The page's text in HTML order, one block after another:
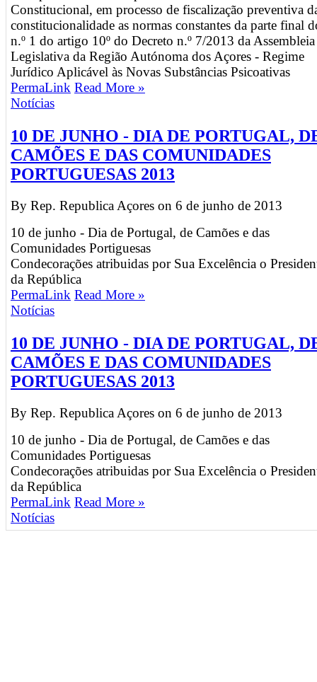
Constitucional, em processo de fiscalização preventiva
constitucionalidade as normas constantes da parte final
n.º 1 do artigo 10º do Decreto n.º 7/2013 da Assembleia
Legislativa da Região Autónoma dos Açores - Regime
Jurídico Aplicável às Novas Substâncias Psicoativas
PermaLink Read More »
Notícias
10 DE JUNHO - DIA DE PORTUGAL,
CAMÕES E DAS COMUNIDADES
PORTUGUESAS 2013
By Rep. Republica Açores on 6 de junho de 2013
10 de junho - Dia de Portugal, de Camões e das
Comunidades Portiguesas
Condecorações atribuidas por Sua Excelência o
da República
PermaLink Read More »
Notícias
10 DE JUNHO - DIA DE PORTUGAL,
CAMÕES E DAS COMUNIDADES
PORTUGUESAS 2013
By Rep. Republica Açores on 6 de junho de 2013
10 de junho - Dia de Portugal, de Camões e das
Comunidades Portiguesas
Condecorações atribuidas por Sua Excelência o
da República
PermaLink Read More »
Notícias